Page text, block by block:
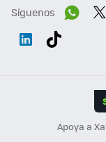
Síguenos
Apoya a